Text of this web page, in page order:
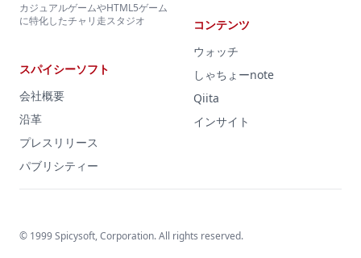
カジュアルゲームやHTML5ゲーム
に特化したチャリ走スタジオ
スパイシーソフト
会社概要
沿革
プレスリリース
パブリシティー
コンテンツ
ウォッチ
しゃちょーnote
Qiita
インサイト
© 1999 Spicysoft, Corporation. All rights reserved.